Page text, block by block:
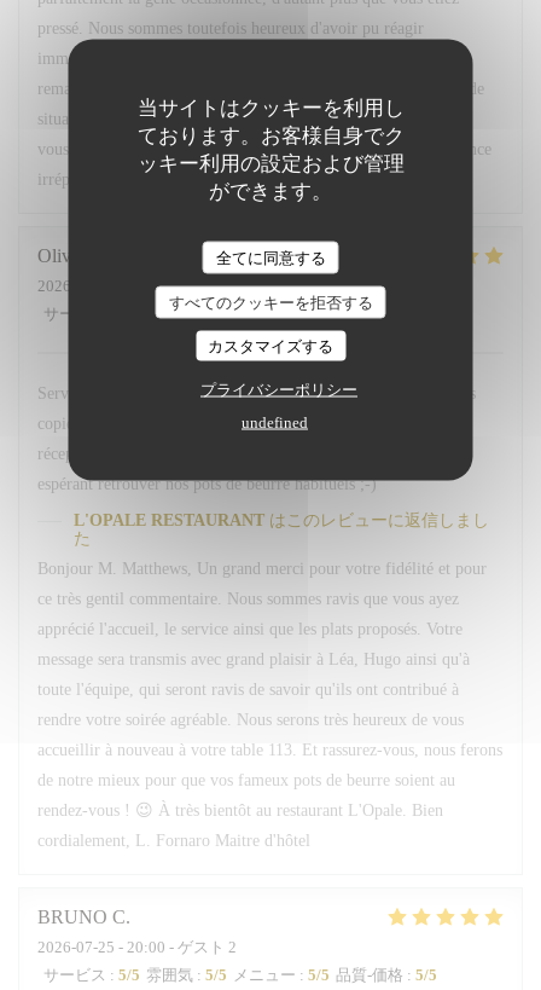
当サイトはクッキーを利用し
ております。お客様自身でク
ッキー利用の設定および管理
ができます。
全てに同意する
すべてのクッキーを拒否する
カスタマイズする
プライバシーポリシー
undefined
pressé. Nous sommes toutefois heureux d'avoir pu réagir
immédiatement en vous accordant un geste commercial. Vos
remarques ont été partagées avec notre équipe afin que ce type de
situation ne se reproduise pas. Nous espérons avoir le plaisir de
vous accueillir très prochainement pour vous offrir une expérience
irréprochable. Bien cordialement, L. Fornaro Maitre d'hôtel
Olivier
2026-07-28
- 20:00 - ゲスト 2
サービス
雰囲気: 5/5 メニュー: 5/5 品質-価格
Service avenant et personnel souriant. Plats simples choisis mais
copieux. Merci Léa pour le service. Merci a hugo au bar et
réception. Nous reviendrons comme d habitude A la 113. En
espérant retrouver nos pots de beurre habituels ;-)
L'OPALE RESTAURANT はこのレビューに返信しまし
た
Bonjour M. Matthews, Un grand merci pour votre fidélité et pour
ce très gentil commentaire. Nous sommes ravis que vous ayez
apprécié l'accueil, le service ainsi que les plats proposés. Votre
message sera transmis avec grand plaisir à Léa, Hugo ainsi qu'à
toute l'équipe, qui seront ravis de savoir qu'ils ont contribué à
rendre votre soirée agréable. Nous serons très heureux de vous
accueillir à nouveau à votre table 113. Et rassurez-vous, nous ferons
de notre mieux pour que vos fameux pots de beurre soient au
rendez-vous ! 😉 À très bientôt au restaurant L'Opale. Bien
cordialement, L. Fornaro Maitre d'hôtel
BRUNO C
2026-07-25 - 20:00 - ゲスト 2
サービス : 5/5 雰囲気 : 5/5 メニュー : 5/5 品質-価格 : 5/5